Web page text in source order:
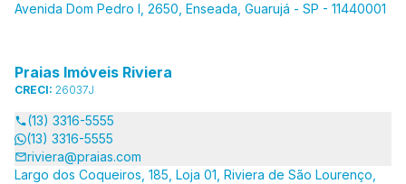
Avenida Dom Pedro I, 2650, Enseada, Guarujá - SP - 11440001
Praias Imóveis Riviera
CRECI: 26037J
(13) 3316-5555
(13) 3316-5555
riviera@praias.com
Largo dos Coqueiros, 185, Loja 01, Riviera de São Lourenço,